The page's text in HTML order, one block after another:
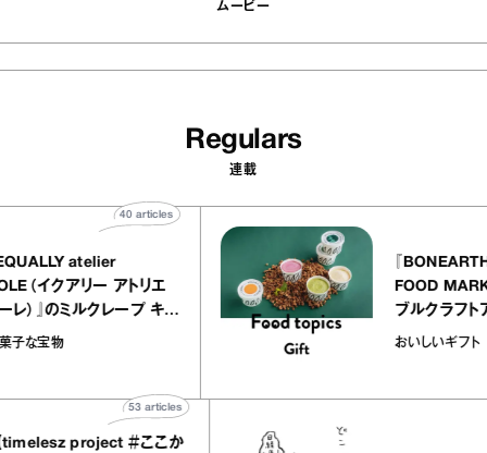
ムービー
Regulars
連載
『EQUALLY atelier
NOLE（イクアリー アトリエ
ノーレ）』のミルクレープ キャ
ラメルバニーユほか｜chico
お菓子な宝物
40articles
『
FOOD
ブルクラ
｜真野知
おいしいギ
project ＃ここか
articles